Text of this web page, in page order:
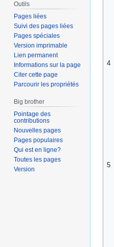
4
5
Outils
Pages liées
Suivi des pages liées
Pages spéciales
Version imprimable
Lien permanent
Informations sur la page
Citer cette page
Parcourir les propriétés
Big brother
Pointage des
contributions
Nouvelles pages
Pages populaires
Qui est en ligne?
Toutes les pages
Version